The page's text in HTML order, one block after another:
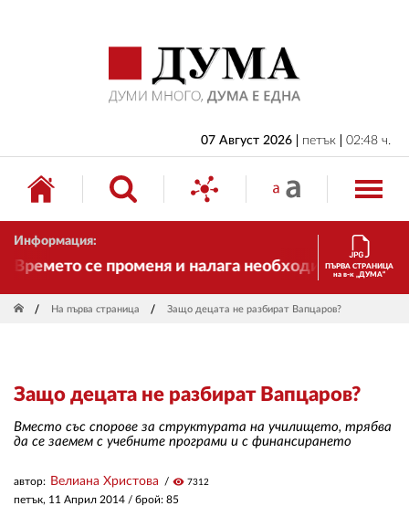
07 Август 2026 петък 02:48 ч.
Информация:
се променя и налага необходимостта от
ПЪРВА СТРАНИЦА
на в-к „ДУМА“
На първа страница Защо децата не разбират Вапцаров?
Защо децата не разбират Вапцаров?
Вместо със спорове за структурата на училището, трябва
да се заемем с учебните програми и с финансирането
петък, 11 Април 2014 / брой: 85
автор: Велиана Христова visibility 7312
БЪЛГАРИЯ
ИКОНОМИКА
ИЗБОРИ
СВЯТ
ДРУГИ
АВТОРИ